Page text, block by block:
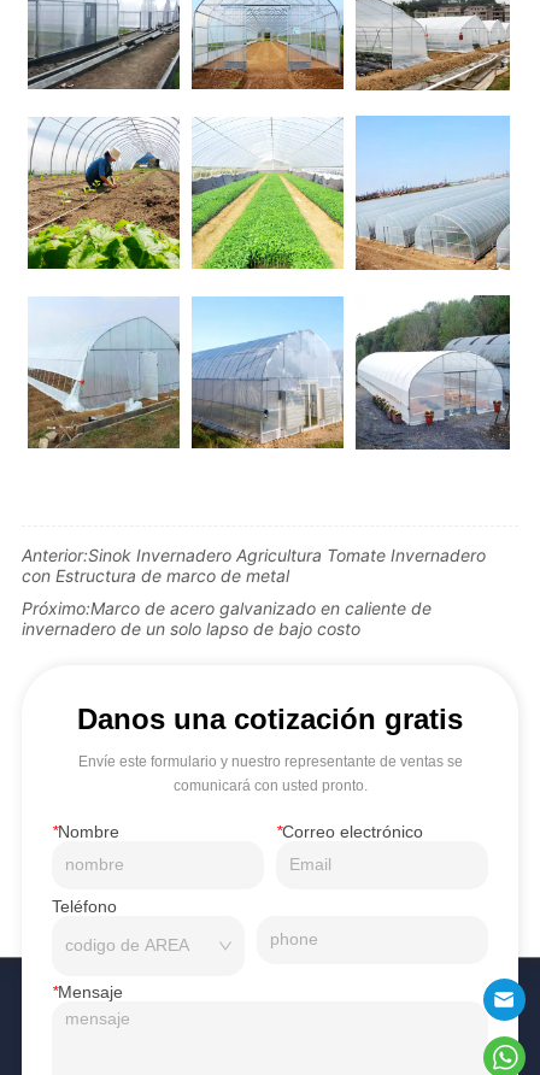
Anterior:Sinok Invernadero Agricultura Tomate Invernadero
con Estructura de marco de metal
Próximo:Marco de acero galvanizado en caliente de
invernadero de un solo lapso de bajo costo
Danos una cotización gratis
Envíe este formulario y nuestro representante de ventas se
comunicará con usted pronto.
*Nombre *Correo electrónico
Teléfono
*Mensaje